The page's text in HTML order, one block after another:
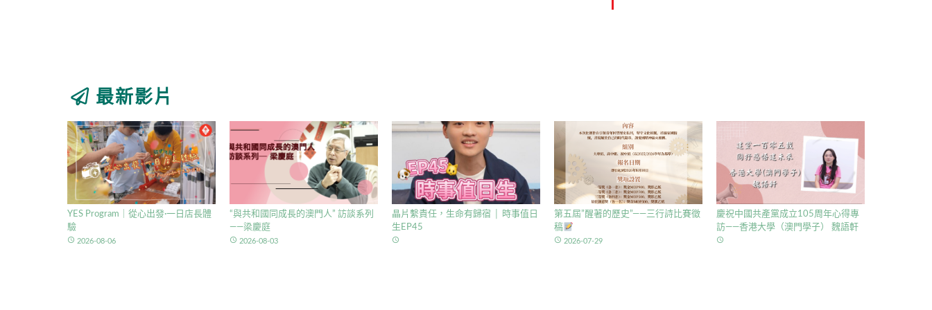
最新影片
YES Program｜從心出發·一日店長體
驗
access_time 2026-08-06
“與共和國同成長的澳門人” 訪談系列
——梁慶庭
access_time 2026-08-03
晶片繫責任，生命有歸宿 │ 時事值日
生EP45
access_time
第五屆”醒著的歷史”——三行詩比賽徵
稿
access_time 2026-07-29
慶祝中國共產黨成立105周年心得專
訪——香港大學（澳門學子） 魏語軒
access_time